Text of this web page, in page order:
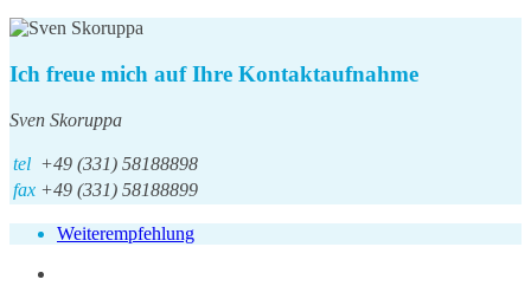
Ich freue mich auf Ihre Kontaktaufnahme
Sven Skoruppa
tel +49 (331) 58188898
fax +49 (331) 58188899
Weiterempfehlung